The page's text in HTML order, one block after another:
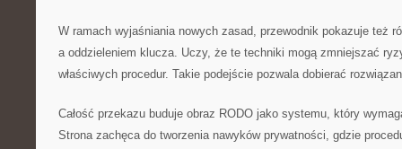
W ramach wyjaśniania nowych zasad, przewodnik pokazuje też
a oddzieleniem klucza. Uczy, że te techniki mogą zmniejszać
właściwych procedur. Takie podejście pozwala dobierać
Całość przekazu buduje obraz RODO jako systemu, który
Strona zachęca do tworzenia nawyków prywatności, gdzie